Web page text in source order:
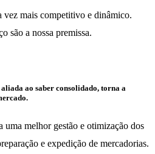
vez mais competitivo e dinâmico.
são a nossa premissa.
ao saber consolidado, torna a
uma melhor gestão e otimização dos
e expedição de mercadorias.